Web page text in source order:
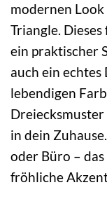
modernen
Triangle.
ein praktischer
auch ein
lebendigen
in dein
oder Büro –
fröhliche